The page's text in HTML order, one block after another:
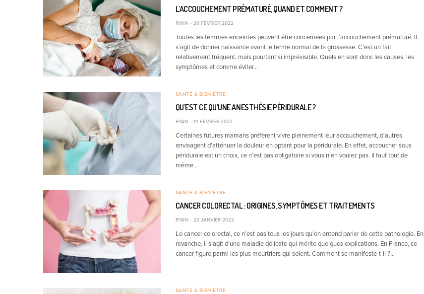
L’ACCOUCHEMENT PRÉMATURÉ, QUAND ET COMMENT ?
RYAN 20 FÉVRIER 2022
Toutes les femmes enceintes peuvent être concernées par l’accouchement prématuré. Il
s’agit de donner naissance avant le terme normal de la grossesse. C’est un fait
relativement fréquent, mais pourtant si imprévisible. Quels en sont donc les causes, les
symptômes et comme éviter…
SANTÉ & BIEN-ÊTRE
QU’EST CE QU’UNE ANESTHÉSIE PÉRIDURALE ?
RYAN 14 FÉVRIER 2022
Certaines futures mamans préfèrent vivre pleinement leur accouchement, d’autres
envisagent d’atténuer la douleur en optant pour la péridurale. En effet, accoucher sous
péridurale est un choix, ce n’est pas obligatoire si vous n’en voulez pas. Il faut tout de
même…
SANTÉ & BIEN-ÊTRE
CANCER COLORECTAL : ORIGINES, SYMPTÔMES ET TRAITEMENTS
RYAN 22 JANVIER 2022
Le cancer colorectal, ce n’est pas tous les jours qu’on entend parler de cette pathologie. En
revanche, il s’agit d’une maladie délicate qui mérite quelques explications. En France, ce
cancer figure parmi les plus meurtriers qui soient. Comment se manifeste-t-il ?…
SANTÉ & BIEN-ÊTRE